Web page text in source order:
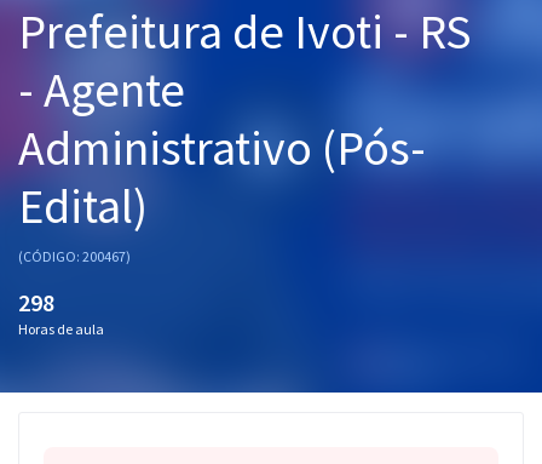
Cursos 20% OFF
Graduação
OAB
Questões grátis
Prefeitura de Ivoti - RS
- Agente
Administrativo (Pós-
Edital)
(CÓDIGO: 200467)
298
Horas de aula